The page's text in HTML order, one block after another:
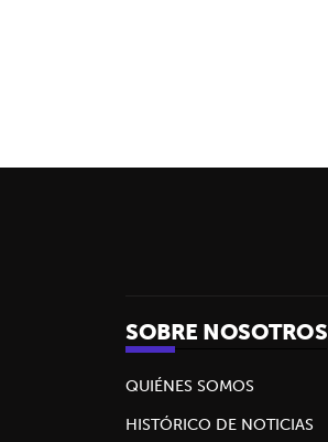
SOBRE NOSOTROS
QUIÉNES SOMOS
HISTÓRICO DE NOTICIAS